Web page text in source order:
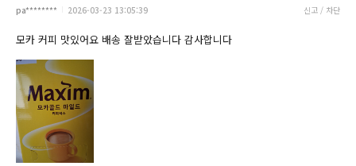
pa******** 2026-03-23 13:05:39 신고 / 차단
모카 커피 맛있어요 배송 잘받았습니다 감사합니다